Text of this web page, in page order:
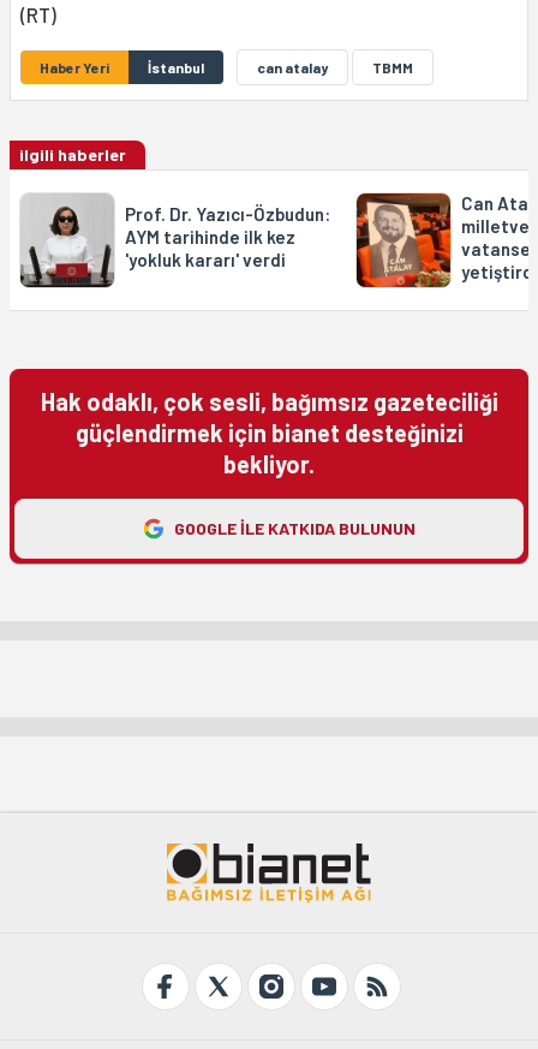
(RT)
Haber Yeri İstanbul can atalay TBMM
ilgili haberler
Prof. Dr. Yazıcı-Özbudun:
AYM tarihinde ilk kez
'yokluk kararı' verdi
Can
Hak odaklı, çok sesli, bağımsız gazeteciliği
güçlendirmek için bianet desteğinizi
bekliyor.
GOOGLE ILE KATKIDA BULUNUN